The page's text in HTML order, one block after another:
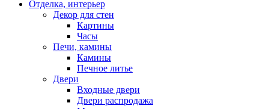
Отделка, интерьер
Декор для стен
Картины
Часы
Печи, камины
Камины
Печное литье
Двери
Входные двери
Двери распродажа